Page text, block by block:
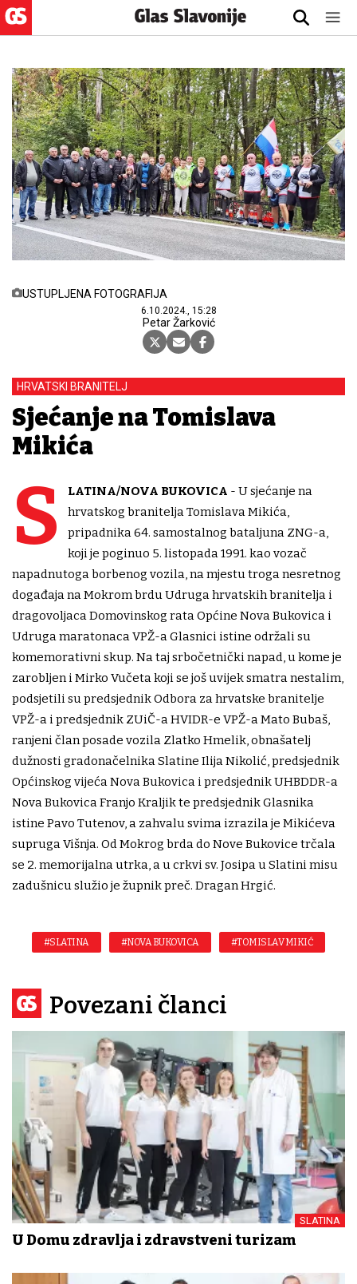
USTUPLJENA FOTOGRAFIJA
6.10.2024., 15:28
Petar Žarković
HRVATSKI BRANITELJ
Sjećanje na Tomislava
Mikića
S LATINA/NOVA BUKOVICA - U sjećanje na
hrvatskog branitelja Tomislava Mikića,
pripadnika 64. samostalnog bataljuna ZNG-a,
koji je poginuo 5. listopada 1991. kao vozač
napadnutoga borbenog vozila, na mjestu troga nesretnog
događaja na Mokrom brdu Udruga hrvatskih branitelja i
dragovoljaca Domovinskog rata Općine Nova Bukovica i
Udruga maratonaca VPŽ-a Glasnici istine održali su
komemorativni skup. Na taj srbočetnički napad, u kome je
zarobljen i Mirko Vučeta koji se još uvijek smatra nestalim,
podsjetili su predsjednik Odbora za hrvatske branitelje
VPŽ-a i predsjednik ZUiČ-a HVIDR-e VPŽ-a Mato Bubaš,
ranjeni član posade vozila Zlatko Hmelik, obnašatelj
dužnosti gradonačelnika Slatine Ilija Nikolić, predsjednik
Općinskog vijeća Nova Bukovica i predsjednik UHBDDR-a
Nova Bukovica Franjo Kraljik te predsjednik Glasnika
istine Pavo Tutenov, a zahvalu svima izrazila je Mikićeva
supruga Višnja. Od Mokrog brda do Nove Bukovice trčala
se 2. memorijalna utrka, a u crkvi sv. Josipa u Slatini misu
zadušnicu služio je župnik preč. Dragan Hrgić.
#SLATINA #NOVA BUKOVICA #TOMISLAV MIKIĆ
Povezani članci
SLATINA
U Domu zdravlja i zdravstveni turizam